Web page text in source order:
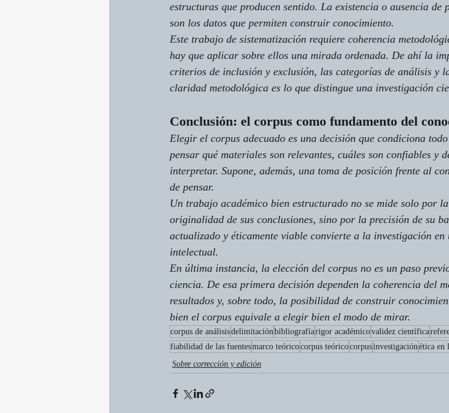
estructuras que producen sentido. La existencia o ausencia de
son los datos que permiten construir conocimiento.
Este trabajo de sistematización requiere coherencia
hay que aplicar sobre ellos una mirada ordenada. De ahí la
criterios de inclusión y exclusión, las categorías de análisis y
claridad metodológica es lo que distingue una investigación
Conclusión: el corpus como fundamento del
Elegir el corpus adecuado es una decisión que condiciona
pensar qué materiales son relevantes, cuáles son confiables y
interpretar. Supone, además, una toma de posición frente al
de pensar.
Un trabajo académico bien estructurado no se mide solo por
originalidad de sus conclusiones, sino por la precisión de su
actualizado y éticamente viable convierte a la investigación
intelectual.
En última instancia, la elección del corpus no es un paso
ciencia. De esa primera decisión dependen la coherencia del
resultados y, sobre todo, la posibilidad de construir
bien el corpus equivale a elegir bien el modo de mirar.
corpus de análisisdelimitaciónbibliografíarigor académicovalidez científica
fiabilidad de las fuentesmarco teóricocorpus teóricocorpusinvestigaciónética en
Sobre corrección y edición